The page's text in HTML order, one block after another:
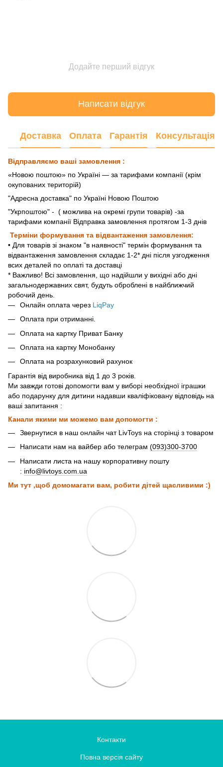
Додайте перший відгук
Написати відгук
Доставка Оплата Гарантія Консультація
Відправляємо ваші замовлення :
«Новою поштою» по Україні — за тарифами компанії (крім
окупованих територій)
"Адресна доставка" по Україні Новою Поштою
"Укрпоштою" - ( можлива на окремі групи товарів) -за
тарифами компанії Відправка замовлення протягом 1-3 днів
Терміни формування та відвантаження замовлення:
• Для товарів зі знаком "в наявності" термін формування та
відвантаження замовлення складає 1-2* дні після узгодження
всих деталей по оплаті та доставці
* Важливо! Всі замовлення, що надійшли у вихідні або дні
загальнодержавних свят, будуть оброблені в найближчий
робочий день.
Онлайн оплата через LiqPay
Оплата при отриманні.
Оплата на картку Приват Банку
Оплата на картку Монобанку
Оплата на розрахунковий рахунок
Гарантія від виробника від 1 до 3 років.
Ми завжди готові допомогти вам у виборі необхідної іграшки
або подарунку для дитини надавши кваліфіковану відповідь на
ваші запитання :
Канали якими ми можемо вам допомогти :
Звернутися в наш онлайн чат LivToys на сторінці з товаром
Написати нам на вайбер або телеграм (093)300-3700
Написати листа на нашу корпоративну пошту
: info@livtoys.com.ua
Ми тут ,щоб домомагати вам, робити дітей щасливими :)
Контакти
Повна версія сайту